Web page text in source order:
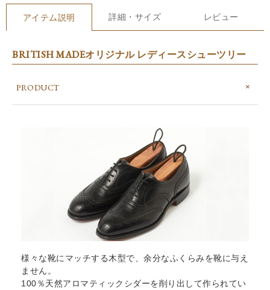
アイテム説明 詳細・サイズ レビュー
BRITISH MADEオリジナル レディースシューツリー
PRODUCT
様々な靴にマッチする木型で、余分なふくらみを靴に与え
ません。
100％天然アロマティックシダーを削り出して作られてい